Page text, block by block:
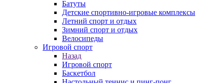
Батуты
Детские спортивно-игровые комплексы
Летний спорт и отдых
Зимний спорт и отдых
Велосипеды
Игровой спорт
Назад
Игровой спорт
Баскетбол